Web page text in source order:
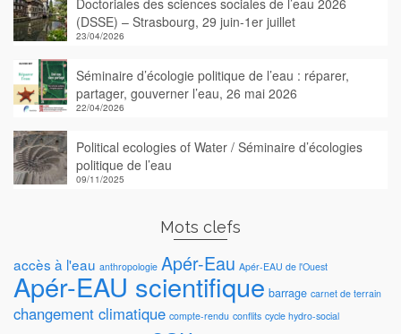
Doctoriales des sciences sociales de l’eau 2026
(DSSE) – Strasbourg, 29 juin-1er juillet
23/04/2026
Séminaire d’écologie politique de l’eau : réparer,
partager, gouverner l’eau, 26 mai 2026
22/04/2026
Political ecologies of Water / Séminaire d’écologies
politique de l’eau
09/11/2025
Mots clefs
accès à l'eau anthropologie Apér-Eau Apér-EAU de l'Ouest
Apér-EAU scientifique barrage carnet de terrain
changement climatique compte-rendu conflits cycle hydro-social